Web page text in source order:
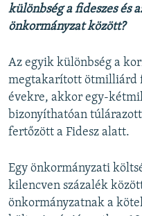
különbség a fideszes és
önkormányzat között?
Az egyik különbség a
megtakarított ötmilliárd
évekre, akkor egy-
bizonyíthatóan
fertőzött a Fidesz alatt.
Egy önkormányzati
kilencven százalék
önkormányzatnak a